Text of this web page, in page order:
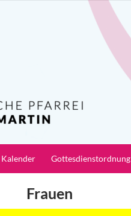
Kalender Gottesdienstordnung
Frauen